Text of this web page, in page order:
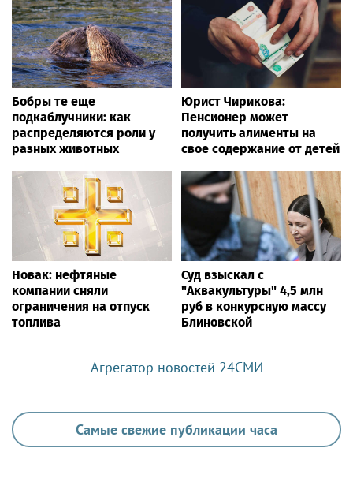
Бобры те еще
подкаблучники: как
распределяются роли у
разных животных
Юрист Чирикова:
Пенсионер может
получить алименты на
свое содержание от детей
Новак: нефтяные
компании сняли
ограничения на отпуск
топлива
Суд взыскал с
"Аквакультуры" 4,5 млн
руб в конкурсную массу
Блиновской
Агрегатор новостей 24СМИ
Самые свежие публикации часа